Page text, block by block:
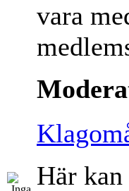
vara
Här